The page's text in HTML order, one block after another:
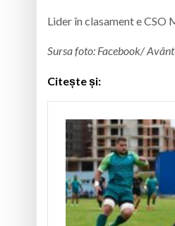
Lider în clasament e CSO
Sursa foto: Facebook/
Citește și: